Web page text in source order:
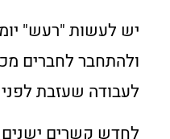
יש לעשות "רעש"
ולהתחבר לחברים
לעבודה שעזבת לפני 3 שנים.
לחדש קשרים ישנים